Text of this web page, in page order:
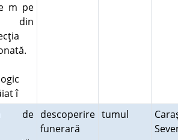
m pe
din
î
de descoperire
funerară
tumul